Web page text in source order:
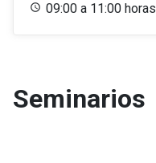
09:00 a 11:00 horas
Seminarios